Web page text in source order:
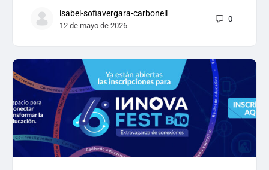
isabel-sofiavergara-carbonell
12 de mayo de 2026
0